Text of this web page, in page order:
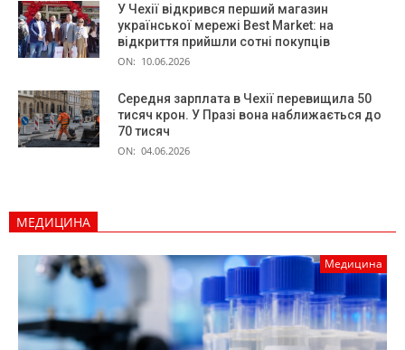
У Чехії відкрився перший магазин
української мережі Best Market: на
відкриття прийшли сотні покупців
ON: 10.06.2026
Середня зарплата в Чехії перевищила 50
тисяч крон. У Празі вона наближається до
70 тисяч
ON: 04.06.2026
МЕДИЦИНА
Медицина